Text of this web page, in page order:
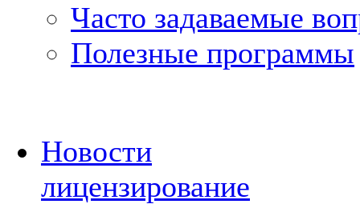
Часто задаваемые
Полезные программы
Новости
лицензирование